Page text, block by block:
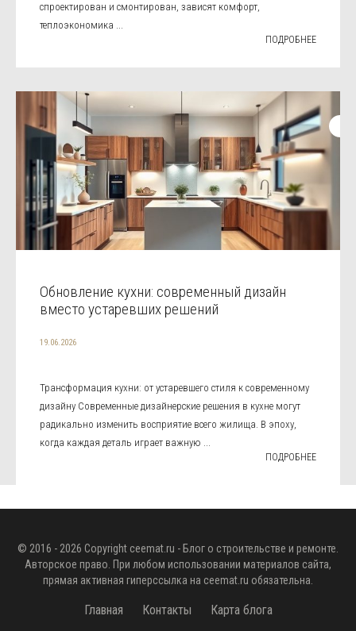
спроектирован и смонтирован, зависят комфорт,
теплоэкономика ...
ПОДРОБНЕЕ
Обновление кухни: современный дизайн
вместо устаревших решений
19.06.2026
Трансформация кухни: от устаревшего стиля к современному
дизайну Современные дизайнерские решения в кухне могут
радикально изменить восприятие всего жилища. В эпоху,
когда каждая деталь играет важную ...
ПОДРОБНЕЕ
© 2016 - 2026 Copyright ceemat.ru - Блог о строительстве и ремонте.
Авторское право. При любом использовании материалов сайта,
прямая активная гиперссылка на ceemat.ru обязательна.
Главная Контакты Карта блога